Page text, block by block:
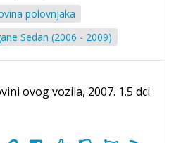
polovnjaka
Sedan (2006 - 2009)
ovog vozila, 2007. 1.5 dci